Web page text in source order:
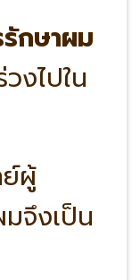
กษาผม
งไปใน
ผู้
จึงเป็น